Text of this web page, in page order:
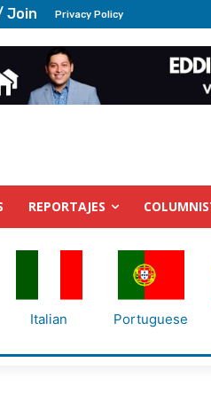
Join Privacy Policy
REPORTAJES
Italian Portuguese